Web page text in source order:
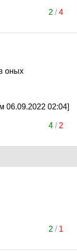
2 /4
оных
06.09.2022 02:04]
4/ 2
2 / 1